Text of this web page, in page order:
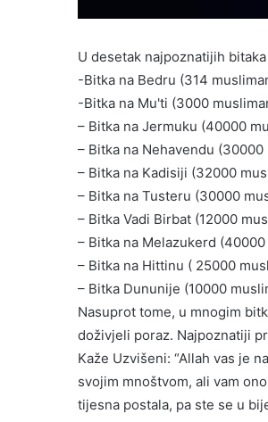
U desetak najpoznatijih
-Bitka na Bedru (314
-Bitka na Mu'ti (3000
– Bitka na Jermuku (40000
– Bitka na Nehavendu
– Bitka na Kadisiji (32000
– Bitka na Tusteru (30000
– Bitka Vadi Birbat (12000
– Bitka na Melazukerd
– Bitka na Hittinu ( 25000
– Bitka Dununije (10000
Nasuprot tome, u mnogim
doživjeli poraz. Najpoznatiji
Kaže Uzvišeni: “Allah vas je
svojim mnoštvom, ali vam
tijesna postala, pa ste se u